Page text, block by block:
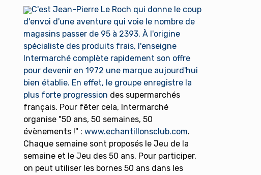
C'est Jean-Pierre Le Roch qui donne le coup
d'envoi d'une aventure qui voie le nombre de
magasins passer de 95 à 2393. À l'origine
spécialiste des produits frais, l'enseigne
Intermarché complète rapidement son offre
pour devenir en 1972 une marque aujourd'hui
bien établie. En effet, le groupe enregistre la
plus forte progression des supermarchés
français. Pour fêter cela, Intermarché
organise "50 ans, 50 semaines, 50
évènements !" : www.echantillonsclub.com.
Chaque semaine sont proposés le Jeu de la
semaine et le Jeu des 50 ans. Pour participer,
on peut utiliser les bornes 50 ans dans les